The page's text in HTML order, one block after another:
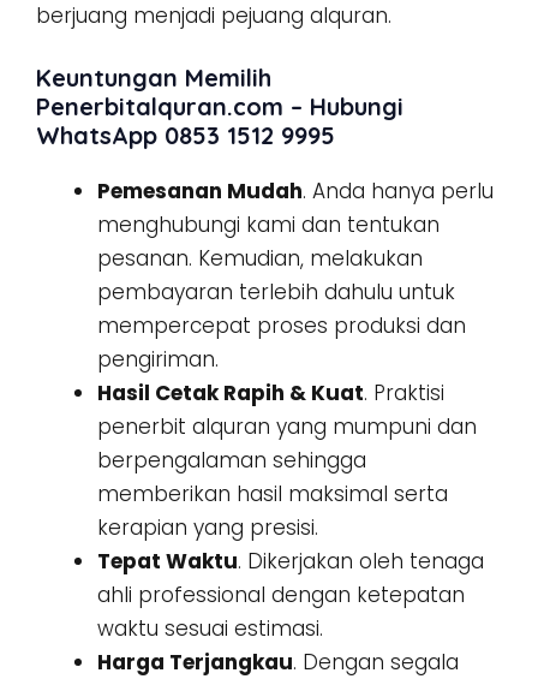
berjuang menjadi pejuang alquran.
Keuntungan Memilih
Penerbitalquran.com – Hubungi
WhatsApp 0853 1512 9995
Pemesanan Mudah. Anda hanya perlu
menghubungi kami dan tentukan
pesanan. Kemudian, melakukan
pembayaran terlebih dahulu untuk
mempercepat proses produksi dan
pengiriman.
Hasil Cetak Rapih & Kuat. Praktisi
penerbit alquran yang mumpuni dan
berpengalaman sehingga
memberikan hasil maksimal serta
kerapian yang presisi.
Tepat Waktu. Dikerjakan oleh tenaga
ahli professional dengan ketepatan
waktu sesuai estimasi.
Harga Terjangkau. Dengan segala